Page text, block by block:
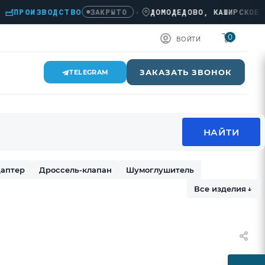
ЗАКРЫТО › ДОМОДЕДОВО, КАШИРСКОЕ Ш.,
ВОЙТИ 0
TELEGRAM ЗАКАЗАТЬ ЗВОНОК
Дроссель-клапан
Шумоглушитель
Все изделия ↓